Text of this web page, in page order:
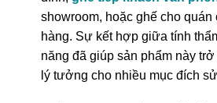
showroom, hoặc ghế cho quán
hàng. Sự kết hợp giữa tính
năng đã giúp sản phẩm này
lý tưởng cho nhiều mục đích